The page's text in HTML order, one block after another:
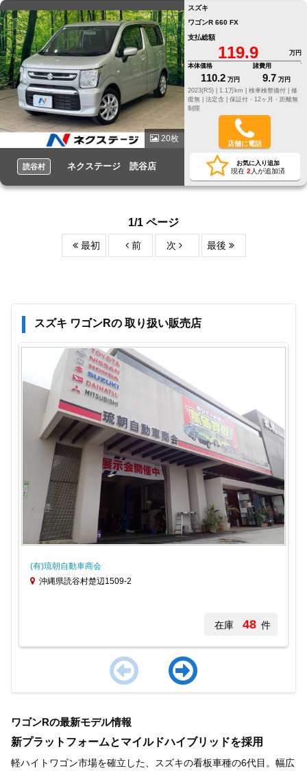
20枚
読谷村 ネクステージ 読谷店
スズキ
ワゴンR 660 FX
支払総額
119.9
万円
本体価格
110.2 万円
諸費用
9.7 万円
2023(R5) |
1.1万km | 検車検整備付 | 修
復無 | 法定含 | 保証付・12ヶ月・距離無
制限
店舗に電話
お気に入り追加
現在 2 人が追加済
1/1 ページ
最初 前 次 最後
スズキ ワゴンRの 取り扱い販売店
(有)琉朝自動車商会
沖縄県読谷村楚辺1509-2
在庫 48 件
of
3
ワゴンRの最新モデル情報
新プラットフォームとマイルドハイブリッドを採用
軽ハイトワゴン市場を確立した、スズキの看板車種の6代目。幅広